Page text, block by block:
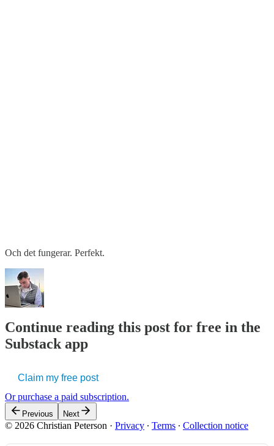
Och det fungerar. Perfekt.
Continue reading this post for free in the
Substack app
Claim my free post
Or purchase a paid subscription.
Previous Next
© 2026 Christian Peterson · Privacy ∙ Terms ∙ Collection notice